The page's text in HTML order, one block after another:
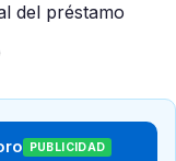
del préstamo
PUBLICIDAD